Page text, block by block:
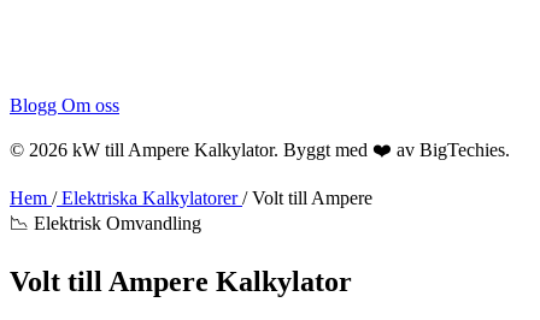
Blogg Om oss
© 2026 kW till Ampere Kalkylator. Byggt med ❤️ av BigTechies.
Hem /Elektriska Kalkylatorer/Volt till Ampere
📉 Elektrisk Omvandling
Volt till Ampere Kalkylator